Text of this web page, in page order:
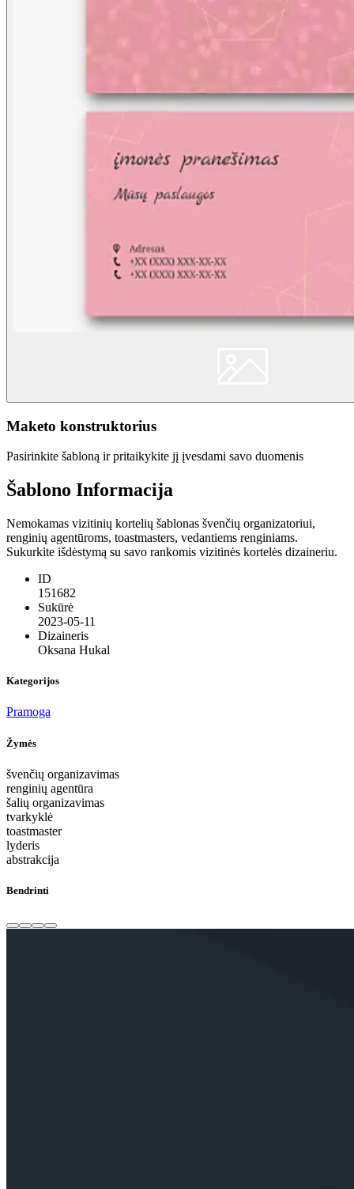
Maketo konstruktorius
Pasirinkite šabloną ir pritaikykite jį įvesdami savo duomenis
Šablono Informacija
Nemokamas vizitinių kortelių šablonas švenčių organizatoriui,
renginių agentūroms, toastmasters, vedantiems renginiams.
Sukurkite išdėstymą su savo rankomis vizitinės kortelės dizaineriu.
ID
151682
Sukūrė
2023-05-11
Dizaineris
Oksana Hukal
Kategorijos
Pramoga
Žymės
švenčių organizavimas
renginių agentūra
šalių organizavimas
tvarkyklė
toastmaster
lyderis
abstrakcija
Bendrinti